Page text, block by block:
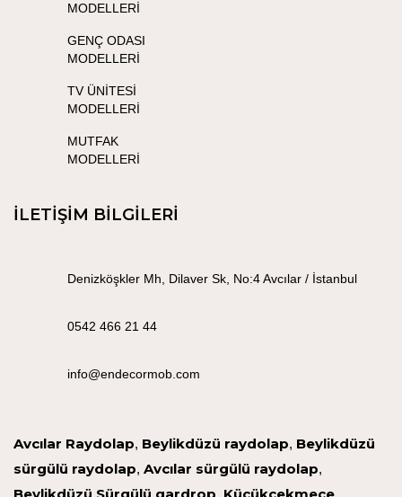
MODELLERİ
GENÇ ODASI
MODELLERİ
TV ÜNİTESİ
MODELLERİ
MUTFAK
MODELLERİ
İLETİŞİM BİLGİLERİ
Denizköşkler Mh, Dilaver Sk, No:4 Avcılar / İstanbul
0542 466 21 44
info@endecormob.com
Avcılar Raydolap, Beylikdüzü raydolap, Beylikdüzü
sürgülü raydolap, Avcılar sürgülü raydolap,